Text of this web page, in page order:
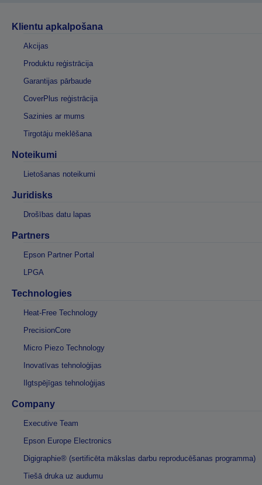
Klientu apkalpošana
Akcijas
Produktu reģistrācija
Garantijas pārbaude
CoverPlus reģistrācija
Sazinies ar mums
Tirgotāju meklēšana
Noteikumi
Lietošanas noteikumi
Juridisks
Drošības datu lapas
Partners
Epson Partner Portal
LPGA
Technologies
Heat-Free Technology
PrecisionCore
Micro Piezo Technology
Inovatīvas tehnoloģijas
Ilgtspējīgas tehnoloģijas
Company
Executive Team
Epson Europe Electronics
Digigraphie® (sertificēta mākslas darbu reproducēšanas programma)
Tiešā druka uz audumu